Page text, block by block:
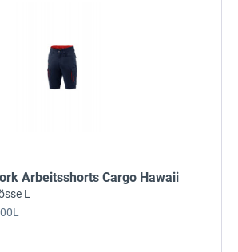
Arbeitsshorts Cargo Hawaii
L